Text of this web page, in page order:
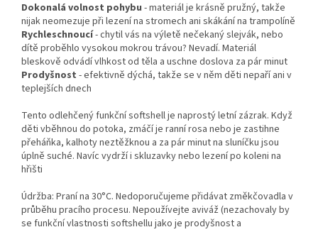
Dokonalá volnost pohybu - materiál je krásně pružný, takže
nijak neomezuje při lezení na stromech ani skákání na trampolíně
Rychleschnoucí- chytil vás na výletě nečekaný slejvák, nebo
dítě proběhlo vysokou mokrou trávou? Nevadí. Materiál
bleskově odvádí vlhkost od těla a uschne doslova za pár minut
Prodyšnost - efektivně dýchá, takže se v něm děti nepaří ani v
teplejších dnech
Tento odlehčený funkční softshell je naprostý letní zázrak. Když
děti vběhnou do potoka, zmáčí je ranní rosa nebo je zastihne
přeháňka, kalhoty neztěžknou a za pár minut na sluníčku jsou
úplně suché. Navíc vydrží i skluzavky nebo lezení po koleni na
hřišti
Údržba: Praní na 30°C. Nedoporučujeme přidávat změkčovadla v
průběhu pracího procesu. Nepoužívejte aviváž (nezachovaly by
se funkční vlastnosti softshellu jako je prodyšnost a